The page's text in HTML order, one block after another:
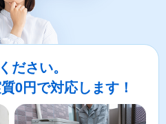
ださい。
0円で対応します！